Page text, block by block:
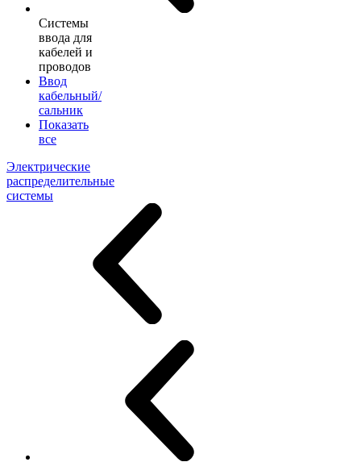
Системы
ввода для
кабелей и
проводов
Ввод
кабельный/
сальник
Показать
все
Электрические
распределительные
системы